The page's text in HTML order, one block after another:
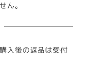
ん。
入後の返品は受付